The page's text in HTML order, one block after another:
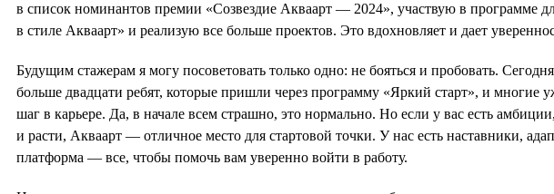
в список номинантов премии «Созвездие Акваарт — 2024», участвую в программе
в стиле Акваарт» и реализую все больше проектов. Это вдохновляет и дает
Будущим стажерам я могу посоветовать только одно: не бояться и пробовать.
больше двадцати ребят, которые пришли через программу «Яркий старт», и многие
шаг в карьере. Да, в начале всем страшно, это нормально. Но если у вас есть
и расти, Акваарт — отличное место для стартовой точки. У нас есть наставники,
платформа — все, чтобы помочь вам уверенно войти в работу.